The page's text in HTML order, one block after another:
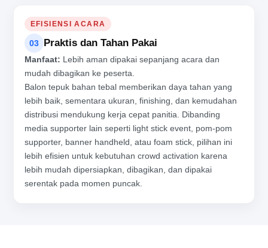
EFISIENSI ACARA
03 Praktis dan Tahan Pakai
Manfaat: Lebih aman dipakai sepanjang acara dan
mudah dibagikan ke peserta.
Balon tepuk bahan tebal memberikan daya tahan yang
lebih baik, sementara ukuran, finishing, dan kemudahan
distribusi mendukung kerja cepat panitia. Dibanding
media supporter lain seperti light stick event, pom-pom
supporter, banner handheld, atau foam stick, pilihan ini
lebih efisien untuk kebutuhan crowd activation karena
lebih mudah dipersiapkan, dibagikan, dan dipakai
serentak pada momen puncak.